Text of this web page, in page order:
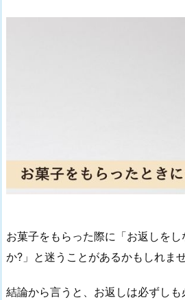
お菓子をもらった際に「お返しを
か?」と迷うことがあるかもしれませ
結論から言うと、お返しは必ずしも